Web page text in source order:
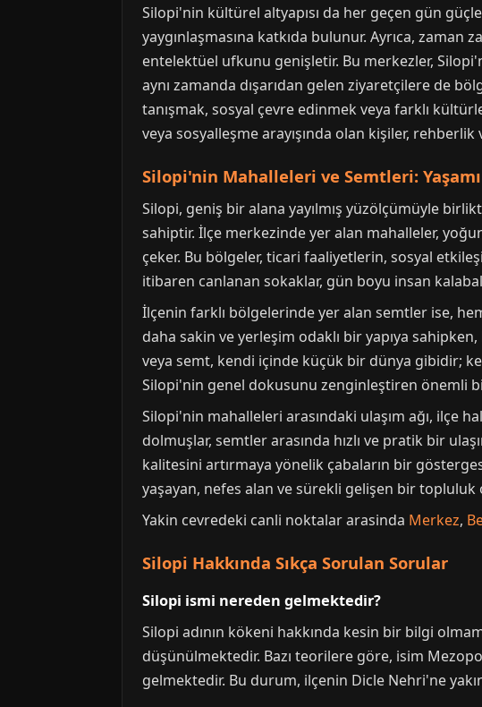
Silopi'nin kültürel altyapısı da her geçen gün
yaygınlaşmasına katkıda bulunur. Ayrıca,
entelektüel ufkunu genişletir. Bu merkezler,
aynı zamanda dışarıdan gelen ziyaretçilere de
tanışmak, sosyal çevre edinmek veya farklı
veya sosyalleşme arayışında olan kişiler,
Silopi'nin Mahalleleri ve Semtleri:
Silopi, geniş bir alana yayılmış yüzölçümüyle
sahiptir. İlçe merkezinde yer alan mahalleler,
çeker. Bu bölgeler, ticari faaliyetlerin, sosyal
itibaren canlanan sokaklar, gün boyu insan
İlçenin farklı bölgelerinde yer alan semtler ise,
daha sakin ve yerleşim odaklı bir yapıya
veya semt, kendi içinde küçük bir dünya gibidir;
Silopi'nin genel dokusunu zenginleştiren önemli
Silopi'nin mahalleleri arasındaki ulaşım ağı, ilçe
dolmuşlar, semtler arasında hızlı ve pratik bir
kalitesini artırmaya yönelik çabaların bir
yaşayan, nefes alan ve sürekli gelişen bir
Yakin cevredeki canli noktalar arasinda Merkez,
Silopi Hakkında Sıkça Sorulan Sorular
Silopi ismi nereden gelmektedir?
Silopi adının kökeni hakkında kesin bir bilgi
düşünülmektedir. Bazı teorilere göre, isim
gelmektedir. Bu durum, ilçenin Dicle Nehri'ne